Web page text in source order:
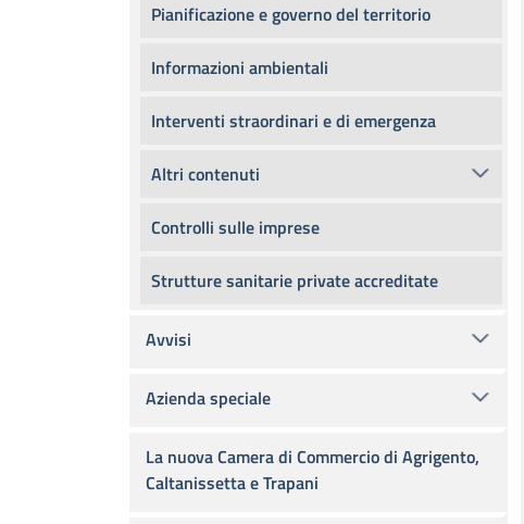
Pianificazione e governo del territorio
Informazioni ambientali
Interventi straordinari e di emergenza
Altri contenuti
Controlli sulle imprese
Strutture sanitarie private accreditate
Avvisi
Azienda speciale
La nuova Camera di Commercio di Agrigento,
Caltanissetta e Trapani